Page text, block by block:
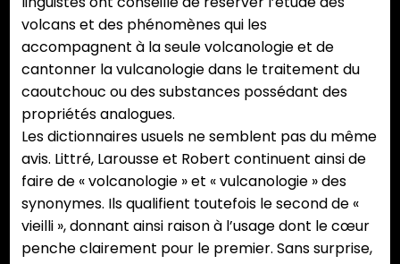
volcans et des phénomènes qui les
accompagnent à la seule volcanologie et de
cantonner la vulcanologie dans le traitement du
caoutchouc ou des substances possédant des
propriétés analogues.
Les dictionnaires usuels ne semblent pas du même
avis. Littré, Larousse et Robert continuent ainsi de
faire de « volcanologie » et « vulcanologie » des
synonymes. Ils qualifient toutefois le second de «
vieilli », donnant ainsi raison à l’usage dont le cœur
penche clairement pour le premier. Sans surprise,